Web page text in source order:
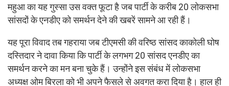
महुआ का यह गुस्सा उस वक्त फूटा है जब पार्टी के करीब 20 लोकसभा
सांसदों के एनडीए को समर्थन देने की खबरें सामने आ रही हैं।
यह पूरा विवाद तब गहराया जब टीएमसी की वरिष्ठ सांसद काकोली घोष
दस्तिदार ने दावा किया कि पार्टी के लगभग 20 सांसद एनडीए का
समर्थन करने का मन बना चुके हैं। उन्होंने इस संबंध में लोकसभा
अध्यक्ष ओम बिरला को भी अपने फैसले से अवगत करा दिया है। हाल ही